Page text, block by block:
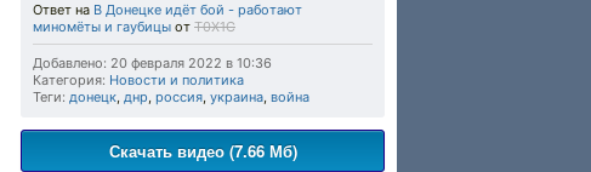
Ответ на В Донецке идёт бой - работают
миномёты и гаубицы от T0X1C
Добавлено: 20 февраля 2022 в 10:36
Категория: Новости и политика
Теги: донецк, днр, россия, украина, война
Скачать видео (7.66 Мб)